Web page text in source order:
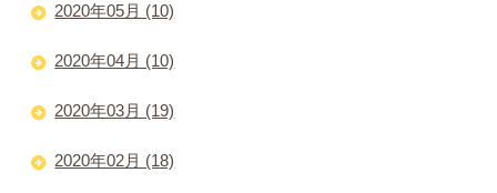
2020年05月 (10)
2020年04月 (10)
2020年03月 (19)
2020年02月 (18)